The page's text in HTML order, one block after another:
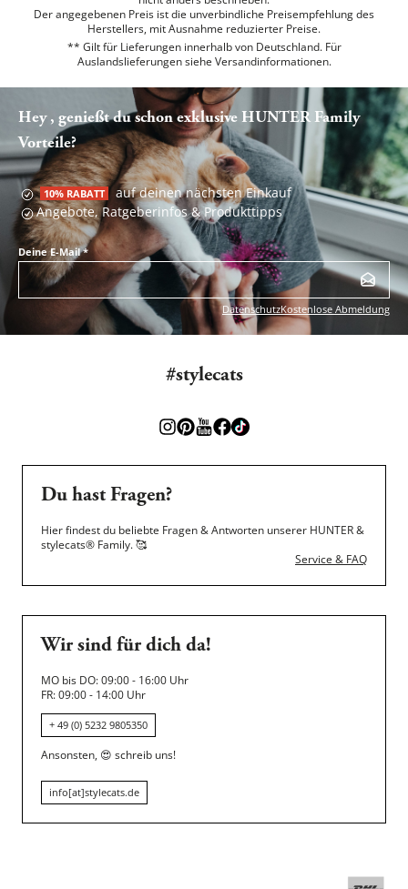
Der angegebenen Preis ist die unverbindliche Preisempfehlung des
Herstellers, mit Ausnahme reduzierter Preise.
** Gilt für Lieferungen innerhalb von Deutschland. Für
Auslandslieferungen siehe Versandinformationen.
Hey , genießt du schon exklusive HUNTER Family
Vorteile?
10% RABATT auf deinen nächsten Einkauf
Angebote, Ratgeberinfos & Produkttipps
Deine E-Mail*
DatenschutzKostenlose Abmeldung
#stylecats
Du hast Fragen?
Hier findest du beliebte Fragen & Antworten unserer HUNTER &
stylecats® Family.🥰
Service & FAQ
Wir sind für dich da!
MO bis DO: 09:00 - 16:00 Uhr
FR: 09:00 - 14:00 Uhr
+ 49 (0) 5232 9805350
Ansonsten, 😍 schreib uns!
info[at]stylecats.de